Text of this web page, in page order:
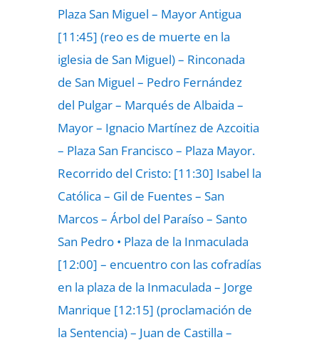
Plaza San Miguel – Mayor Antigua
[11:45] (reo es de muerte en la
iglesia de San Miguel) – Rinconada
de San Miguel – Pedro Fernández
del Pulgar – Marqués de Albaida –
Mayor – Ignacio Martínez de Azcoitia
– Plaza San Francisco – Plaza Mayor.
Recorrido del Cristo: [11:30] Isabel la
Católica – Gil de Fuentes – San
Marcos – Árbol del Paraíso – Santo
San Pedro • Plaza de la Inmaculada
[12:00] – encuentro con las cofradías
en la plaza de la Inmaculada – Jorge
Manrique [12:15] (proclamación de
la Sentencia) – Juan de Castilla –